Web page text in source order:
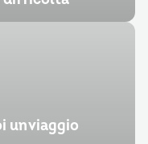
un viaggio